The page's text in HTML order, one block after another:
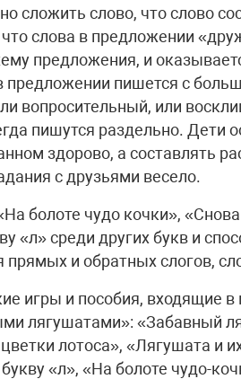
сложить слово, что слово
слова в предложении
предложения, и
предложении пишется с
вопросительный, или
пишутся раздельно. Дети
здорово, а составлять
с друзьями весело.
болоте чудо кочки»,
«л» среди других букв и
прямых и обратных слогов,
игры и пособия, входящие
лягушатами»: «Забавный
лотоса», «Лягушата и
«л», «На болоте чудо-